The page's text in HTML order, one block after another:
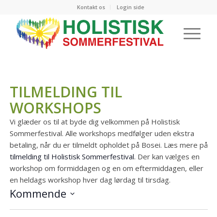
Kontakt os Login side
TILMELDING TIL
WORKSHOPS
Vi glæder os til at byde dig velkommen på Holistisk
Sommerfestival. Alle workshops medfølger uden ekstra
betaling, når du er tilmeldt opholdet på Bosei. Læs mere på
tilmelding til Holistisk Sommerfestival. Der kan vælges en
workshop om formiddagen og en om eftermiddagen, eller
en heldags workshop hver dag lørdag til tirsdag.
Kommende